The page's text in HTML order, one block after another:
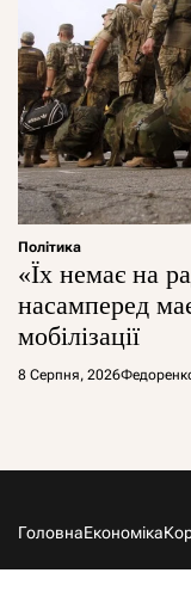
Політика
«Їх немає на
насамперед
мобілізації
8 Серпня, 2026
ГоловнаЕкономіка